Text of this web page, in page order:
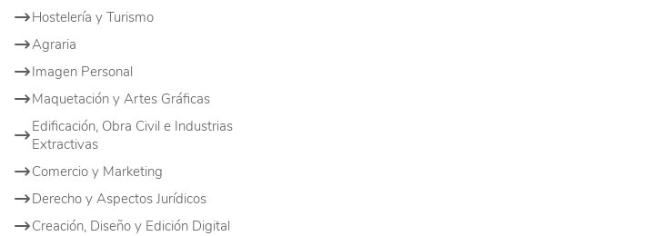
Hostelería y Turismo
Agraria
Imagen Personal
Maquetación y Artes Gráficas
Edificación, Obra Civil e Industrias
Extractivas
Comercio y Marketing
Derecho y Aspectos Jurídicos
Creación, Diseño y Edición Digital